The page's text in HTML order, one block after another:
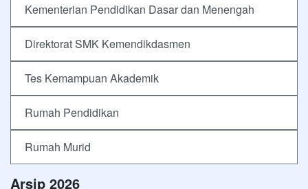
Kementerian Pendidikan Dasar dan Menengah
Direktorat SMK Kemendikdasmen
Tes Kemampuan Akademik
Rumah Pendidikan
Rumah Murid
Arsip 2026